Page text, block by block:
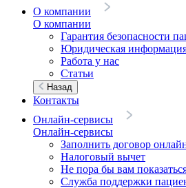
О компании
О компании
Гарантия безопасности
Юридическая
Работа у нас
Статьи
Назад
Контакты
Онлайн-сервисы
Онлайн-сервисы
Заполнить договор
Налоговый вычет
Не пора бы вам
Служба поддержки